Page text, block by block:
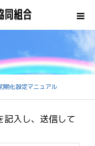
期化設定マニュアル
記入し、送信して